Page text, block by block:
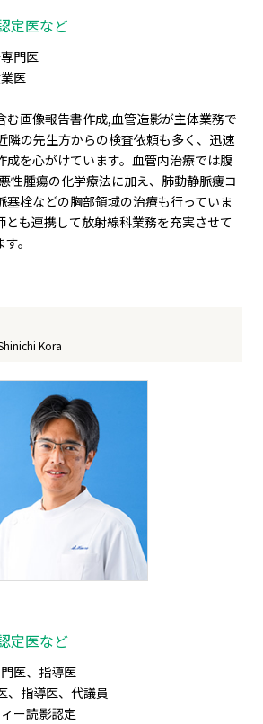
定医など
門医
医
む画像報告書作成,血管造影が主体業務で
隣の先生方からの検査依頼も多く、迅速
成を心がけています。血管内治療では腹
性腫瘍の化学療法に加え、肺動静脈痩コ
塞栓などの胸部領域の治療も行っていま
とも連携して放射線科業務を充実させて
。
Kora
定医など
医、指導医
、指導医、代議員
ー読影認定